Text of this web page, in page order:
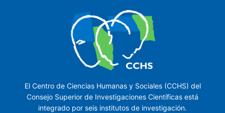
El Centro de Ciencias Humanas y Sociales (CCHS) del
Consejo Superior de Investigaciones Científicas está
integrado por seis institutos de investigación.